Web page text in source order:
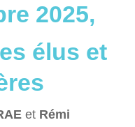
2025,
élus et
et Rémi